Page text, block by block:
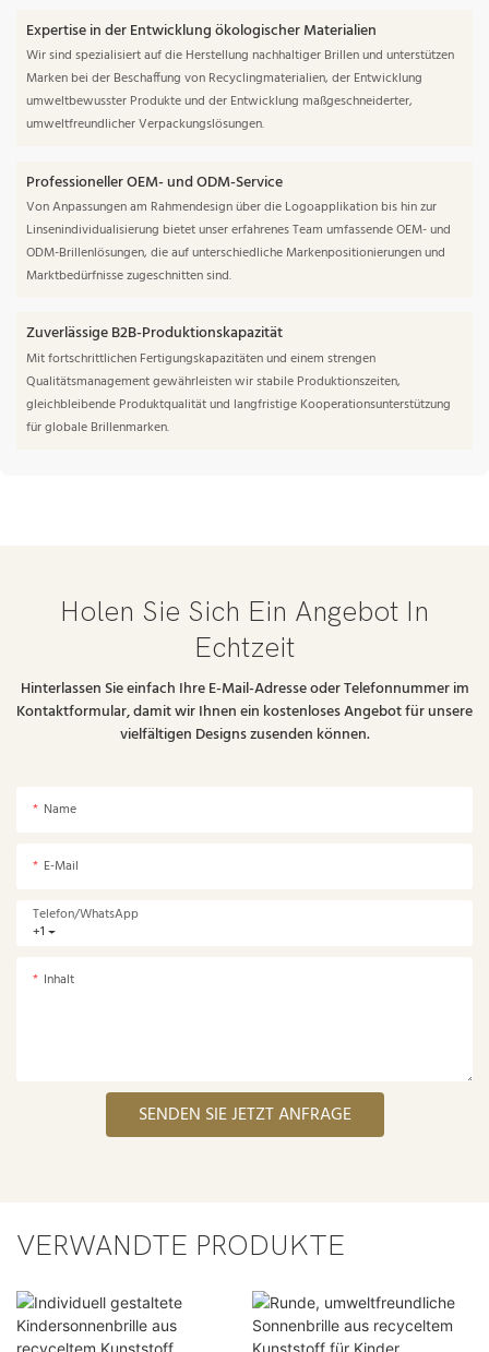
Expertise in der Entwicklung ökologischer Materialien
Wir sind spezialisiert auf die Herstellung nachhaltiger Brillen und unterstützen
Marken bei der Beschaffung von Recyclingmaterialien, der Entwicklung
umweltbewusster Produkte und der Entwicklung maßgeschneiderter,
umweltfreundlicher Verpackungslösungen.
Professioneller OEM- und ODM-Service
Von Anpassungen am Rahmendesign über die Logoapplikation bis hin zur
Linsenindividualisierung bietet unser erfahrenes Team umfassende OEM- und
ODM-Brillenlösungen, die auf unterschiedliche Markenpositionierungen und
Marktbedürfnisse zugeschnitten sind.
Zuverlässige B2B-Produktionskapazität
Mit fortschrittlichen Fertigungskapazitäten und einem strengen
Qualitätsmanagement gewährleisten wir stabile Produktionszeiten,
gleichbleibende Produktqualität und langfristige Kooperationsunterstützung
für globale Brillenmarken.
Holen Sie Sich Ein Angebot In
Echtzeit
Hinterlassen Sie einfach Ihre E-Mail-Adresse oder Telefonnummer im
Kontaktformular, damit wir Ihnen ein kostenloses Angebot für unsere
vielfältigen Designs zusenden können.
Name
E-Mail
+1
Telefon/WhatsApp
Inhalt
SENDEN SIE JETZT ANFRAGE
VERWANDTE PRODUKTE